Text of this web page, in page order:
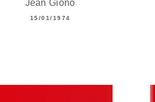
Jean Giono
15/01/1974